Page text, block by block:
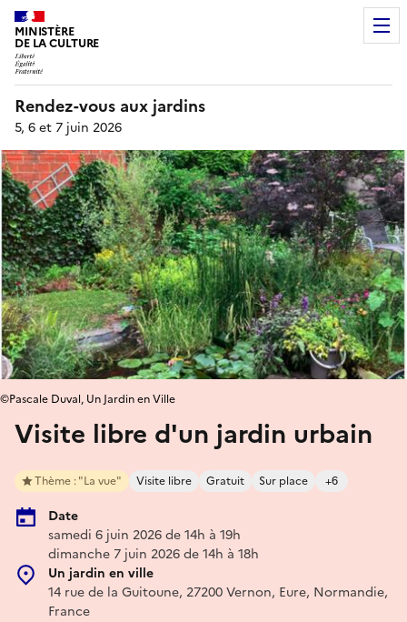
MINISTÈRE
DE LA CULTURE
Rendez-vous aux jardins
5, 6 et 7 juin 2026
Visite libre d'un jardin urbain
Thème : "La vue" Visite libre Gratuit Sur place +6
Date
samedi 6 juin 2026 de 14h à 19h
dimanche 7 juin 2026 de 14h à 18h
Un jardin en ville
14 rue de la Guitoune, 27200 Vernon, Eure, Normandie,
France
©Pascale Duval, Un Jardin en Ville